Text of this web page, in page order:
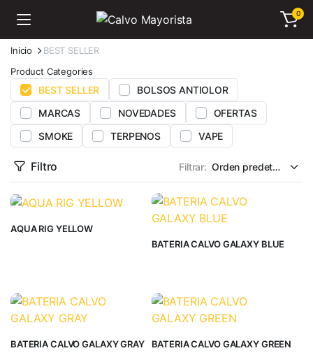
0
Inicio
BEST SELLER
Product Categories
BEST SELLER
BOLSOS ANTIOLOR
MARCAS
NOVEDADES
OFERTAS
SMOKE
TERPENOS VAPE
Filtro Filtrar:
AQUA RIG YELLOW
BATERIA CALVO GALAXY BLUE
BATERIA CALVO GALAXY GRAY BATERIA CALVO GALAXY GREEN